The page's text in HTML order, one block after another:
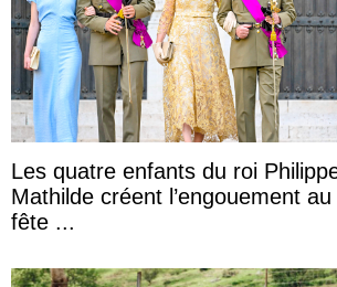
Les quatre enfants du roi
Mathilde créent l’engouement
fête ...